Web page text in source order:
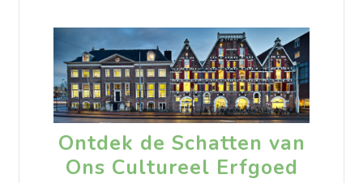
Ontdek de Schatten van
Ons Cultureel Erfgoed